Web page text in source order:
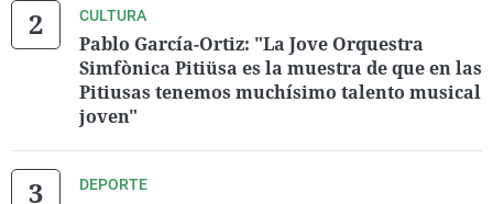
CULTURA
Pablo García-Ortiz: "La Jove Orquestra
Simfònica Pitiüsa es la muestra de que en las
Pitiusas tenemos muchísimo talento musical
joven"
DEPORTE